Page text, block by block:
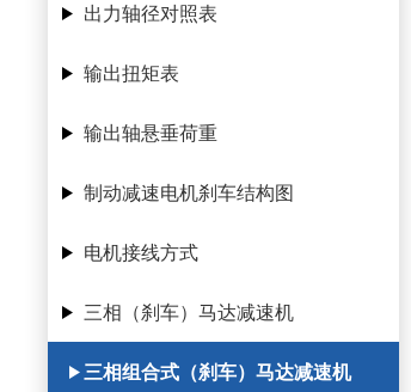
出力轴径对照表
输出扭矩表
输出轴悬垂荷重
制动减速电机刹车结构图
电机接线方式
三相（刹车）马达减速机
三相组合式（刹车）马达减速机